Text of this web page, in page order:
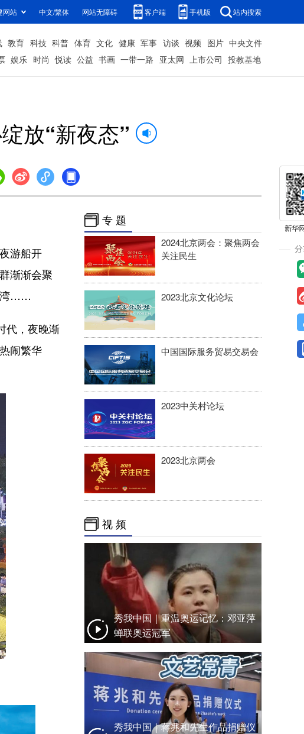
网站 中文/繁体 网站无障碍 客户端 手机版 站内搜索
教育 科技 科普 体育 文化 健康 军事 访谈 视频 图片 中央文件
娱乐 时尚 悦读 公益 书画 一带一路 亚太网 上市公司 投教基地
放“新夜态”
游船开
渐渐会聚
湾……
代，夜晚渐
闹繁华
专 题
2024北京两会：聚焦两会
关注民生
2023北京文化论坛
中国国际服务贸易交易会
2023中关村论坛
2023北京两会
视 频
秀我中国｜重温奥运记忆：邓亚萍
蝉联奥运冠军
秀我中国｜蒋兆和先生作品捐赠仪